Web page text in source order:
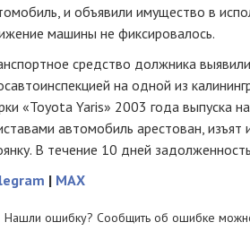
и объявили имущество в
машины не фиксировалось.
средство должника
на одной из
«Toyota Yaris» 2003 года выпуска
автомобиль арестован,
В течение 10 дней
| MAX
Нашли ошибку? Cообщить об ошибке